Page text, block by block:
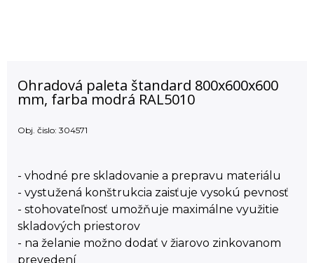
Ohradová paleta štandard 800x600x600
mm, farba modrá RAL5010
Obj. čislo: 304571
- vhodné pre skladovanie a prepravu materiálu
- vystužená konštrukcia zaisťuje vysokú pevnosť
- stohovateľnosť umožňuje maximálne využitie
skladových priestorov
- na želanie možno dodať v žiarovo zinkovanom
prevedení